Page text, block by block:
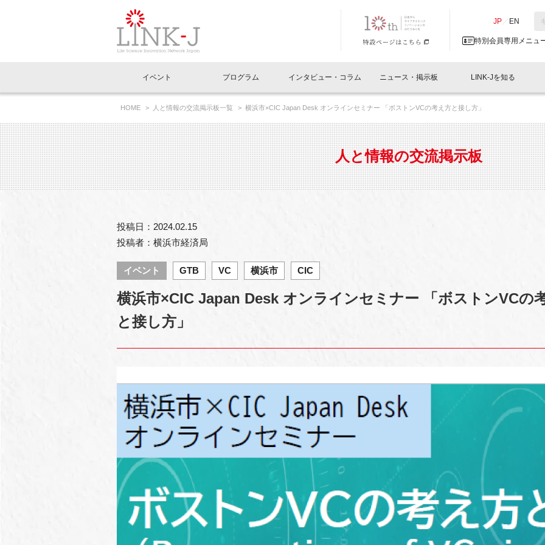
JP EN
特別会員専用メニュ
イベントお知らせメール登録
閉じる
イベント
イベント一覧
LINK-J主催・共催 特別会員開催
LINK-J協賛・協力 出展・参加
イベントレポート一覧
LINK-J主催・共催
LINK-J協賛・協力
プログラム
Out of Box相談室 What's "UNIKORN"？
インタビュー・コラム
インタビュー・コラム一覧
スペシャルインタビュー ベンチャーインタビュー 会報
連載コラム サポーターコラム 日本
ニュース・掲示板
ニュース一覧
トピック プレスリリース
メディア情報 海外関連
協賛・協力
人と情報の交流掲示板一覧
会員プレスリリース
募集
LINK-Jを知る
理事長挨拶 Why in Nihonbashi
国内外連携 サポーター紹介 事業
組織概要 パンフレット GTB
特別会員一覧 特別会員について 入会
専用メニューはこちら
ラウンジ・会議室 オフィス・ラボ 施設
アクセス
HOME 人と情報の交流掲示板一覧 横浜市×CIC Japan Desk オンラインセミナー 「ボストンVCの考え方と接し方」
人と情報の交流掲示板
投稿日：2024.02.15
投稿者：横浜市経済局
イベント GTB VC 横浜市 CIC
横浜市×CIC Japan Desk オンラインセミナー 「ボストンVCの
と接し方」